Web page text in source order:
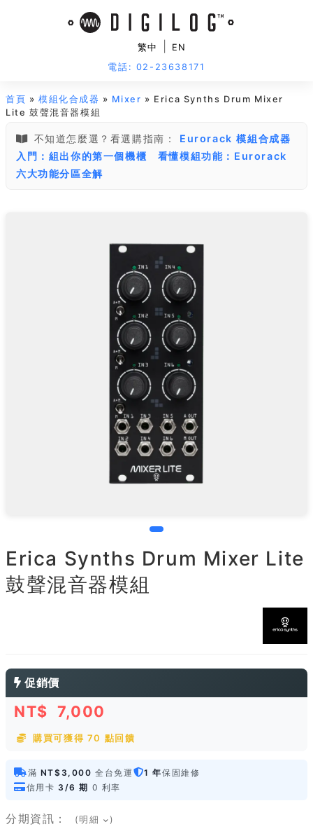
繁中
EN
電話: 02-23638171
首頁 »模組化合成器 » Mixer » Erica Synths Drum Mixer
Lite 鼓聲混音器模組
不知道怎麼選？看選購指南：
Eurorack 模組合成器
入門：組出你的第一個機櫃
看懂模組功能：Eurorack
六大功能分區全解
Erica Synths Drum Mixer Lite
鼓聲混音器模組
促銷價
NT$ 7,000
購買可獲得 70 點回饋
滿 NT$3,000 全台免運 1 年保固維修
信用卡 3/6 期 0 利率
分期資訊： (明細 )